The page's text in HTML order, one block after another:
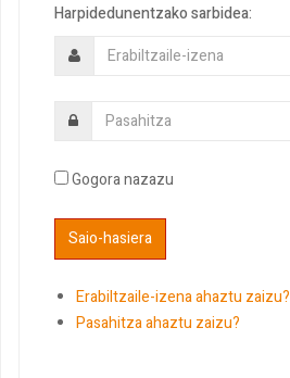
Harpidedunentzako sarbidea:
Gogora nazazu
Erabiltzaile-izena ahaztu zaizu?
Pasahitza ahaztu zaizu?